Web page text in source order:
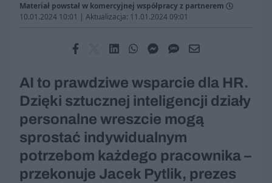
Materiał powstał w komercyjnej współpracy z partnerem
10.01.2024 10:01 | Aktualizacja: 11.01.2024 09:01
AI to prawdziwe wsparcie dla HR.
Dzięki sztucznej inteligencji działy
personalne wreszcie mogą
sprostać indywidualnym
potrzebom każdego pracownika –
przekonuje Jacek Pytlik, prezes